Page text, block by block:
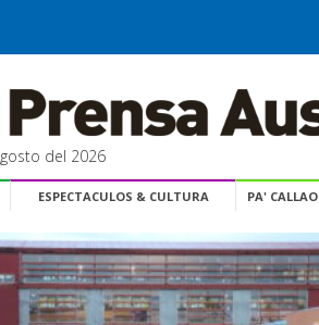
del 2026
ESPECTACULOS & CULTURA PA' CALLAO